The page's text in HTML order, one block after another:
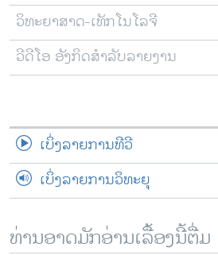
ພາສາຕ່າງໆ
ວິທະຍາສາດ-ເທັກໂນໂລຈີ
ວີດີໂອ ອັງກິດສຳລັບລາຍງານ
ເບິ່ງລາຍການທີວີ
ເບິ່ງລາຍການວິທະຍຸ
ທ່ານອາດມັກອ່ານເລື້ອງນີ້ຕື່ມ